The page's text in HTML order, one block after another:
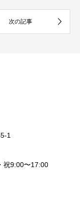
1
祝9:00〜17:00